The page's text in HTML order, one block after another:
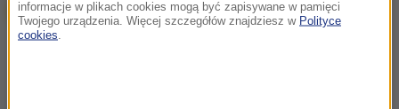
informacje w plikach cookies mogą być zapisywane w pamięci
Twojego urządzenia. Więcej szczegółów znajdziesz w Polityce
cookies